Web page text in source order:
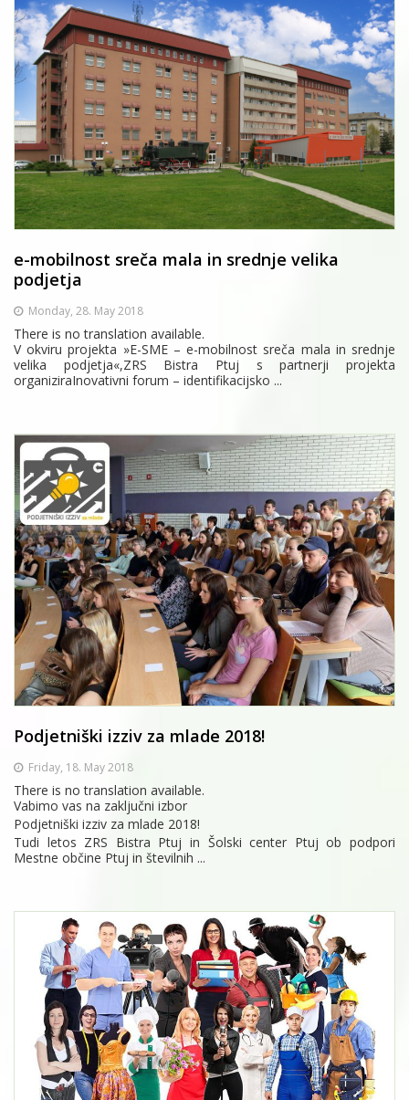
e-mobilnost sreča mala in srednje velika
podjetja
Monday, 28. May 2018
There is no translation available.
V okviru projekta »E-SME – e-mobilnost sreča mala in srednje
velika podjetja«,ZRS Bistra Ptuj s partnerji projekta
organiziraInovativni forum – identifikacijsko ...
Podjetniški izziv za mlade 2018!
Friday, 18. May 2018
There is no translation available.
Vabimo vas na zaključni izbor
Podjetniški izziv za mlade 2018!
Tudi letos ZRS Bistra Ptuj in Šolski center Ptuj ob podpori
Mestne občine Ptuj in številnih ...